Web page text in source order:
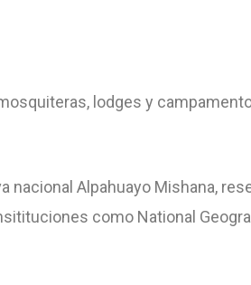
lodges y
nacional Alpahuayo Mishana,
como National